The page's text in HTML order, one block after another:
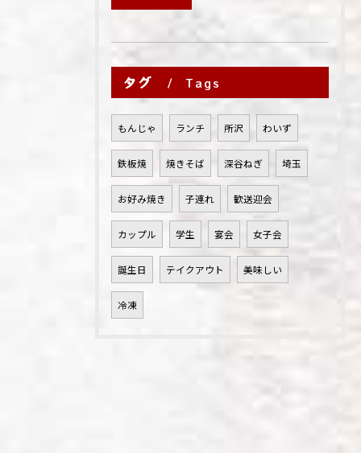
タグ Tags
もんじゃ ランチ 所沢 わいず
鉄板焼 焼きそば 深谷ねぎ 埼玉
お好み焼き 子連れ 歓送迎会
カップル 学生 宴会 女子会
誕生日 テイクアウト 美味しい
冷凍